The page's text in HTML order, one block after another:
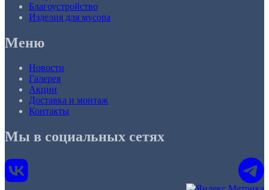
Благоустройство
Изделия для мусора
Меню
Новости
Галерея
Акции
Доставка и монтаж
Контакты
Мы в социальных сетях